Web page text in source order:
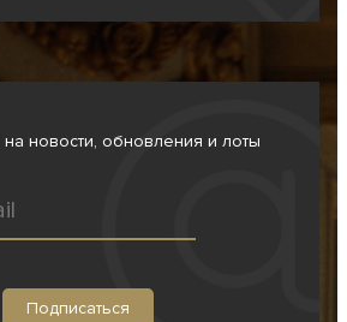
на новости, обновления и лоты